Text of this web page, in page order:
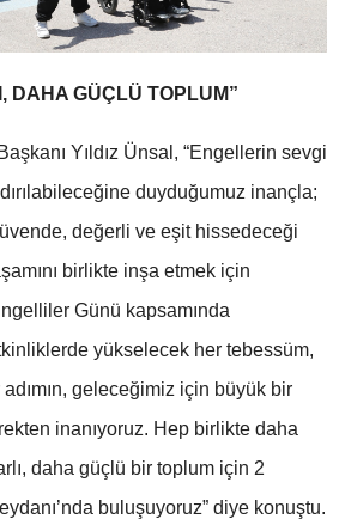
DAHA GÜÇLÜ TOPLUM”
Yıldız Ünsal, “Engellerin sevgi
duyduğumuz inançla;
değerli ve eşit hissedeceği
birlikte inşa etmek için
Günü kapsamında
yükselecek her tebessüm,
geleceğimiz için büyük bir
inanıyoruz. Hep birlikte daha
daha güçlü bir toplum için 2
buluşuyoruz” diye konuştu.